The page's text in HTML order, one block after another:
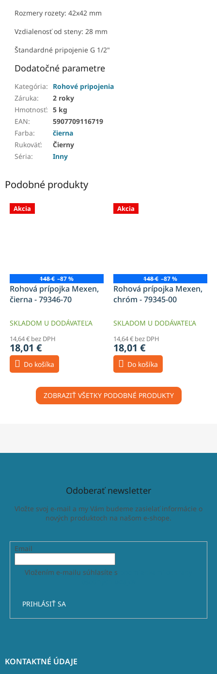
Rozmery rozety: 42x42 mm
Vzdialenosť od steny: 28 mm
Štandardné pripojenie G 1/2"
Dodatočné parametre
Kategória:
Rohové pripojenia
Záruka:
2 roky
Hmotnosť: 5 kg
EAN:
5907709116719
Farba:
čierna
Rukoväť:
Čierny
Séria: Inny
Podobné produkty
Akcia
148 € –87 %
Rohová prípojka Mexen,
čierna - 79346-70
SKLADOM U DODÁVATEĽA
14,64 € bez DPH
18,01 €
Do košíka
Akcia
148 € –87 %
Rohová prípojka Mexen,
chróm - 79345-00
SKLADOM U DODÁVATEĽA
14,64 € bez DPH
18,01 €
Do košíka
ZOBRAZIŤ VŠETKY PODOBNÉ PRODUKTY
Odoberať newsletter
Vložte svoj e-mail a my Vám budeme zasielať informácie o
nových produktoch na našom e-shope.
Email
Vložením e-mailu súhlasíte s
PRIHLÁSIŤ SA
KONTAKTNÉ ÚDAJE